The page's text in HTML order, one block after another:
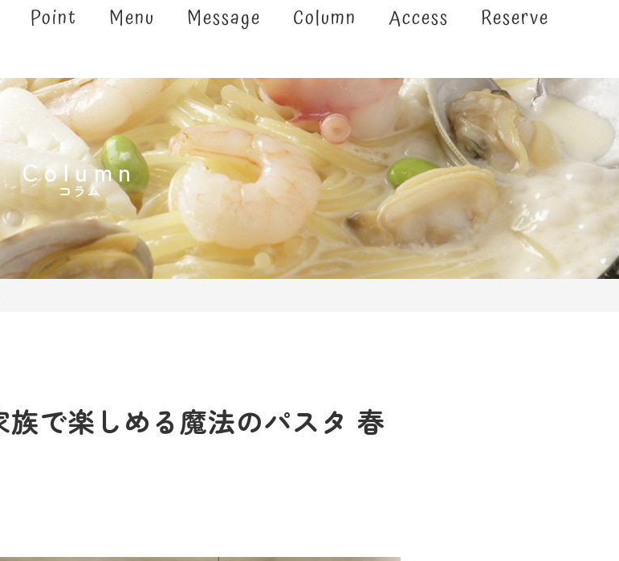
Point Menu Message Column Access Reserve
Column
コラム
で楽しめる魔法のパスタ 春